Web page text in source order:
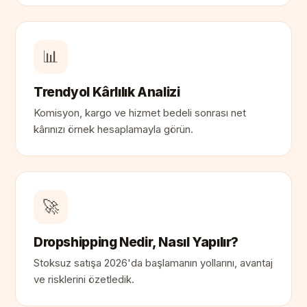
📊
Trendyol Kârlılık Analizi
Komisyon, kargo ve hizmet bedeli sonrası net
kârınızı örnek hesaplamayla görün.
🚀
Dropshipping Nedir, Nasıl Yapılır?
Stoksuz satışa 2026'da başlamanın yollarını, avantaj
ve risklerini özetledik.